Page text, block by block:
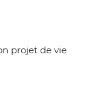
projet de vie